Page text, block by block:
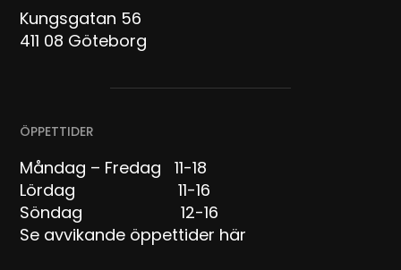
Kungsgatan 56
411 08 Göteborg
ÖPPETTIDER
Måndag – Fredag 11-18
Lördag 11-16
Söndag 12-16
Se avvikande öppettider här